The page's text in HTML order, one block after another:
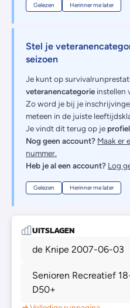
Gelezen Herinner me later
Stel je
seizoen
Je kunt op
veteranencategorie instellen
Zo word je bij je
meteen in de juiste
Je vindt dit terug op je profiel
Nog geen account? Maak er
nummer.
Heb je al een account? Log
Gelezen Herinner me later
UITSLAGEN
de Knipe 2007-06-03
Senioren Recreatief
D50+